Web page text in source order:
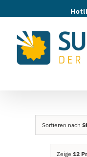
springen
Sortieren nach
Zeige 12